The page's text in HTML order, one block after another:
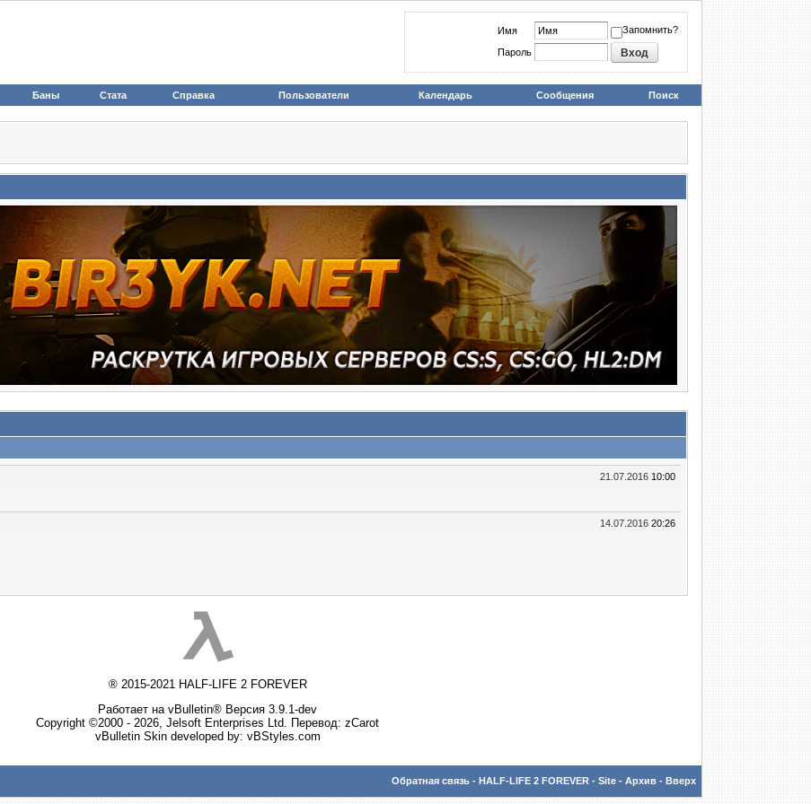
Имя Запомнить?
Пароль
Баны Стата Справка Пользователи Календарь Сообщения Поиск
21.07.2016 10:00
14.07.2016 20:26
® 2015-2021 HALF-LIFE 2 FOREVER
Работает на vBulletin® Версия 3.9.1-dev
Copyright ©2000 - 2026, Jelsoft Enterprises Ltd. Перевод: zCarot
vBulletin Skin developed by: vBStyles.com
Обратная связь - HALF-LIFE 2 FOREVER - Site - Архив - Вверх